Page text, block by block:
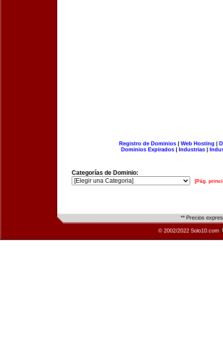
Registro de Dominios| Web Hosting |
Dominios Expirados | Industrias |
Categorías de Dominio:
[Pág.
** Precios
© 2002/2022 Solo10.com